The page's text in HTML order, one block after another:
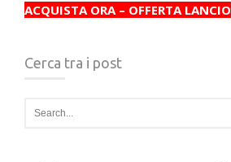
ACQUISTA ORA – OFFERTA LANCIO
Cerca tra i post